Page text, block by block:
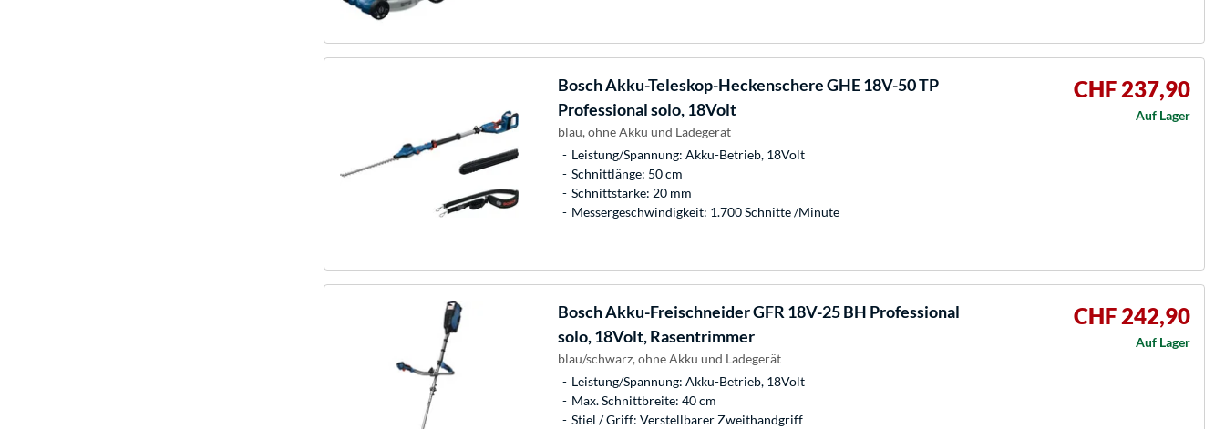
BoschAkku-Teleskop-Heckenschere GHE 18V-50 TP
Professional solo, 18Volt
blau, ohne Akku und Ladegerät
Leistung/Spannung: Akku-Betrieb, 18Volt
Schnittlänge: 50 cm
Schnittstärke: 20 mm
Messergeschwindigkeit: 1.700 Schnitte /Minute
CHF 237,90
Auf Lager
BoschAkku-Freischneider GFR 18V-25 BH Professional
solo, 18Volt, Rasentrimmer
blau/schwarz, ohne Akku und Ladegerät
Leistung/Spannung: Akku-Betrieb, 18Volt
Max. Schnittbreite: 40 cm
Stiel / Griff: Verstellbarer Zweithandgriff
CHF 242,90
Auf Lager